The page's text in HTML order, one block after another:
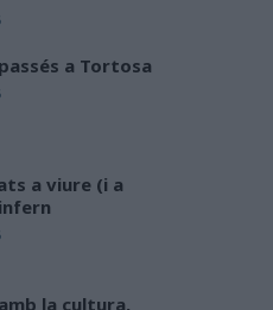
a Tortosa
a viure (i a
la cultura,